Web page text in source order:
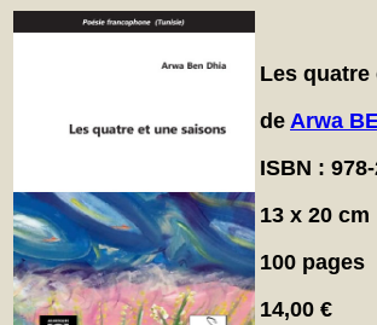
Les
de Arwa
ISBN :
13 x 20 cm
100 pages
14,00 €